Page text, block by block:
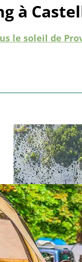
à
le soleil de